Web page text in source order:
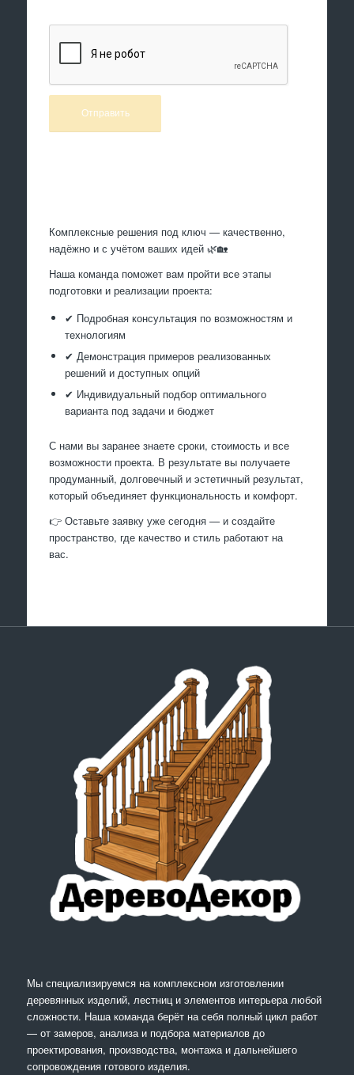
Комплексные решения под ключ — качественно,
надёжно и с учётом ваших идей 🌿🏡
Наша команда поможет вам пройти все этапы
подготовки и реализации проекта:
✔ Подробная консультация по возможностям и
технологиям
✔ Демонстрация примеров реализованных
решений и доступных опций
✔ Индивидуальный подбор оптимального
варианта под задачи и бюджет
С нами вы заранее знаете сроки, стоимость и все
возможности проекта. В результате вы получаете
продуманный, долговечный и эстетичный результат,
который объединяет функциональность и комфорт.
👉 Оставьте заявку уже сегодня — и создайте
пространство, где качество и стиль работают на
вас.
Мы специализируемся на комплексном изготовлении
деревянных изделий, лестниц и элементов интерьера любой
сложности. Наша команда берёт на себя полный цикл работ
— от замеров, анализа и подбора материалов до
проектирования, производства, монтажа и дальнейшего
сопровождения готового изделия.